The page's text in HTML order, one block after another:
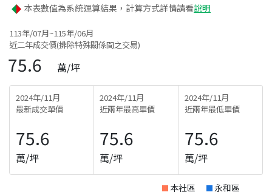
本表數值為系統運算結果，計算方式詳情請看說明
113年/07月~115年/06月
近二年成交價(排除特殊關係間之交易)
75.6 萬/坪
2024年/11月
最新成交單價
75.6
萬/坪
2024年/11月
近兩年最高單價
75.6
萬/坪
2024年/11月
近兩年最低單價
75.6
萬/坪
本社區 永和區